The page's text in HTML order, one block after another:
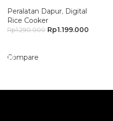
Peralatan Dapur, Digital
Rice Cooker
Rp1.290.000 Rp1.199.000
Compare